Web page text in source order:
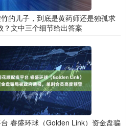
的儿子，到底是黄药师还是独孤求
？文中三个细节给出答案
睿盛环球（Golden Link）资金盘骗